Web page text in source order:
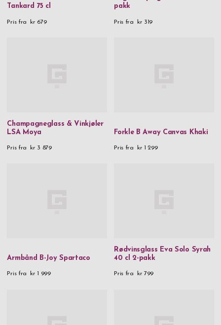
Tankard 75 cl
Pris fra kr 679
pakk
Pris fra kr 319
Champagneglass & Vinkjøler
LSA Moya
Pris fra kr 3 879
Forkle B Away Canvas Khaki
Pris fra kr 1 299
Armbånd B-Joy Spartaco
Pris fra kr 1 999
Rødvinsglass Eva Solo Syrah
40 cl 2-pakk
Pris fra kr 799